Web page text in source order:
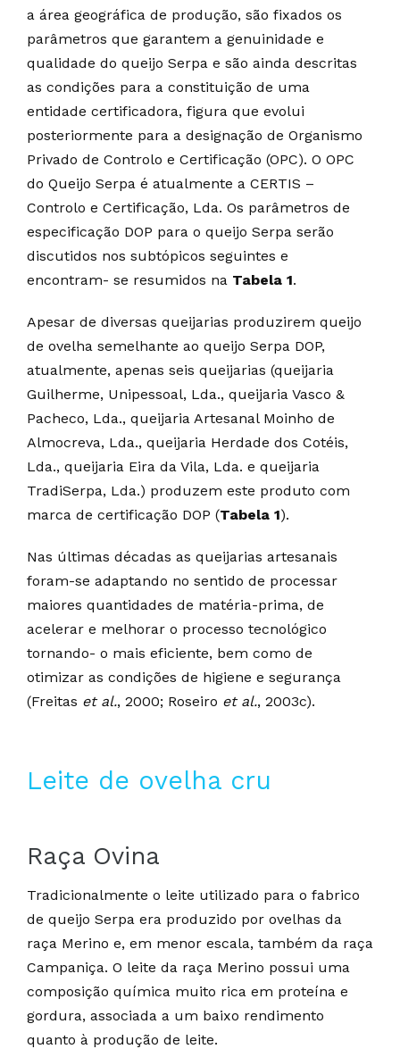
a área geográfica de produção, são fixados os
parâmetros que garantem a genuinidade e
qualidade do queijo Serpa e são ainda descritas
as condições para a constituição de uma
entidade certificadora, figura que evolui
posteriormente para a designação de Organismo
Privado de Controlo e Certificação (OPC). O OPC
do Queijo Serpa é atualmente a CERTIS –
Controlo e Certificação, Lda. Os parâmetros de
especificação DOP para o queijo Serpa serão
discutidos nos subtópicos seguintes e
encontram- se resumidos na Tabela 1.
Apesar de diversas queijarias produzirem queijo
de ovelha semelhante ao queijo Serpa DOP,
atualmente, apenas seis queijarias (queijaria
Guilherme, Unipessoal, Lda., queijaria Vasco &
Pacheco, Lda., queijaria Artesanal Moinho de
Almocreva, Lda., queijaria Herdade dos Cotéis,
Lda., queijaria Eira da Vila, Lda. e queijaria
TradiSerpa, Lda.) produzem este produto com
marca de certificação DOP (Tabela 1).
Nas últimas décadas as queijarias artesanais
foram-se adaptando no sentido de processar
maiores quantidades de matéria-prima, de
acelerar e melhorar o processo tecnológico
tornando- o mais eficiente, bem como de
otimizar as condições de higiene e segurança
(Freitas et al., 2000; Roseiro et al., 2003c).
Leite de ovelha cru
Raça Ovina
Tradicionalmente o leite utilizado para o fabrico
de queijo Serpa era produzido por ovelhas da
raça Merino e, em menor escala, também da raça
Campaniça. O leite da raça Merino possui uma
composição química muito rica em proteína e
gordura, associada a um baixo rendimento
quanto à produção de leite.